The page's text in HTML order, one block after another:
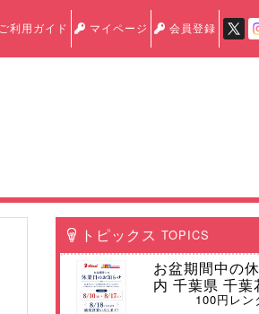
ご利用ガイド マイページ 会員登録
トピックス TOPICS
お盆期間中の
内 千葉県 千葉
100円レン